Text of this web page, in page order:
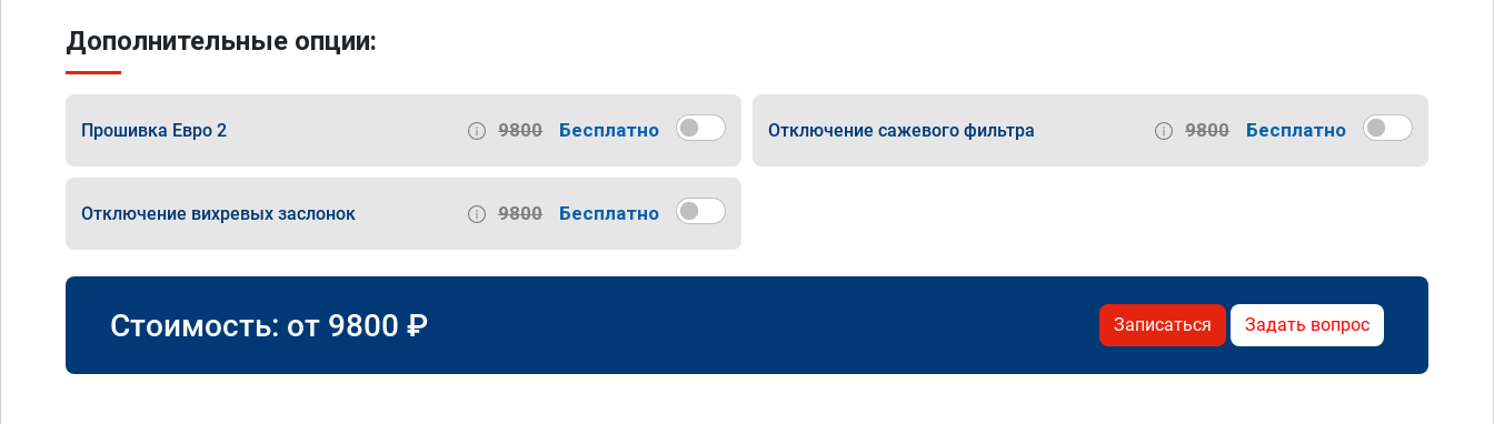
Дополнительные опции:
Прошивка Евро 2 9800 Бесплатно Отключение сажевого фильтра 9800 Бесплатно
Отключение вихревых заслонок 9800 Бесплатно
Стоимость: от 9800 ₽ Записаться Задать вопрос